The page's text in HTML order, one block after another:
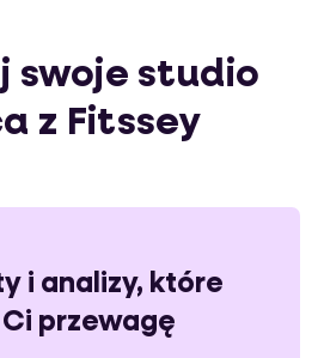
swoje studio
z Fitssey
i analizy, które
przewagę